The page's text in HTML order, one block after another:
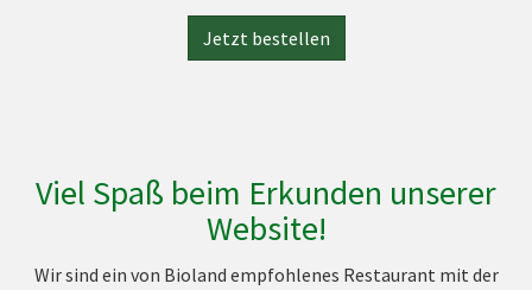
Jetzt bestellen
Viel Spaß beim Erkunden unserer
Website!
Wir sind ein von Bioland empfohlenes Restaurant mit der